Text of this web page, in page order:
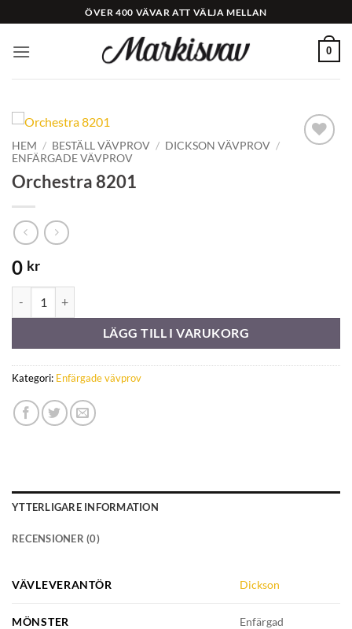
to
content
ÖVER 400 VÄVAR ATT VÄLJA MELLAN
0
HEM / BESTÄLL VÄVPROV / DICKSON VÄVPROV /
ENFÄRGADE VÄVPROV
Orchestra 8201
0 kr
LÄGG TILL I VARUKORG
Kategori: Enfärgade vävprov
YTTERLIGARE INFORMATION
RECENSIONER (0)
VÄVLEVERANTÖR Dickson
MÖNSTER Enfärgad